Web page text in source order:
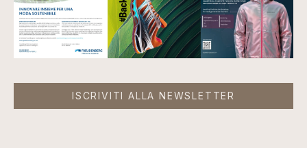
ISCRIVITI ALLA NEWSLETTER